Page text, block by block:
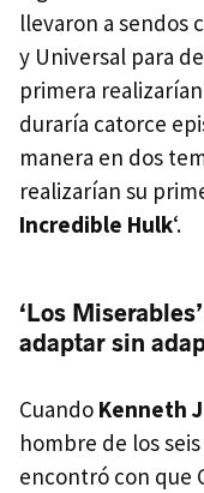
llevaron a sendos
y Universal para
primera realizarían
duraría catorce
manera en dos
realizarían su
Incredible Hulk‘.
‘Los
adaptar sin
Cuando Kenneth
hombre de los
encontró con que